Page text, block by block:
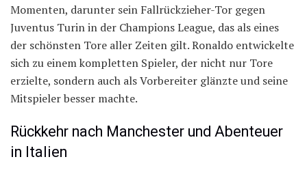
Momenten, darunter sein Fallrückzieher-Tor gegen
Juventus Turin in der Champions League, das als eines
der schönsten Tore aller Zeiten gilt. Ronaldo entwickelte
sich zu einem kompletten Spieler, der nicht nur Tore
erzielte, sondern auch als Vorbereiter glänzte und seine
Mitspieler besser machte.
Rückkehr nach Manchester und Abenteuer
in Italien